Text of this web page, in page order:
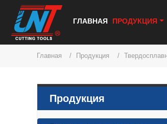
ГЛАВНАЯ ПРОДУКЦИЯ
Главная Продукция
Продукция